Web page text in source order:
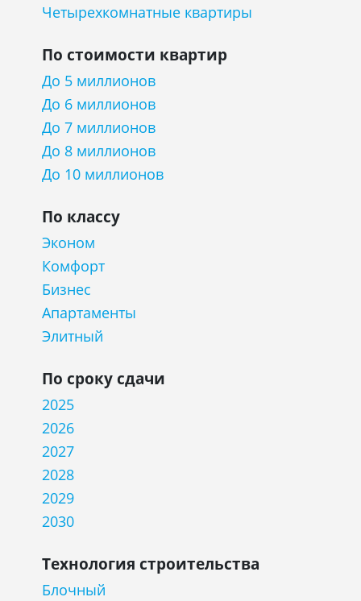
Четырехкомнатные квартиры
По стоимости квартир
До 5 миллионов
До 6 миллионов
До 7 миллионов
До 8 миллионов
До 10 миллионов
По классу
Эконом
Комфорт
Бизнес
Апартаменты
Элитный
По сроку сдачи
2025
2026
2027
2028
2029
2030
Технология строительства
Блочный